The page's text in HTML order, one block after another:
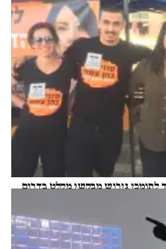
לתומכי גירוש מבקשי מקלט בדרום